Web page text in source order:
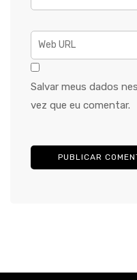
Salvar meus dados
vez que eu comentar.